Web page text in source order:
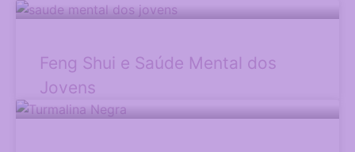
Feng Shui e Saúde Mental dos
Jovens